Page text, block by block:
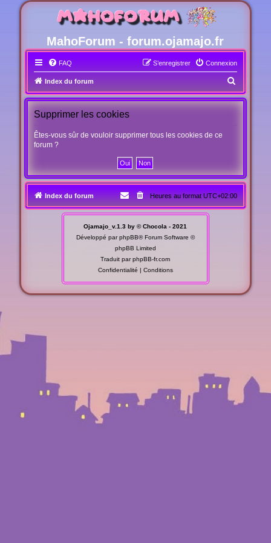
MahoForum - forum.ojamajo.fr
FAQ Connexion
S’enregistrer
Index du forum
e
h
e
r
Supprimer les cookies
Êtes-vous sûr de vouloir supprimer tous les cookies de ce
forum ?
Index du forum Heures au formatUTC+02:00
Ojamajo_v.1.3 by © Chocola - 2021
Développé parphpBB® Forum Software ©
phpBB Limited
Traduit parphpBB-fr.com
Confidentialité | Conditions